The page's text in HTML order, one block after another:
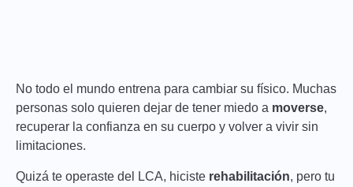
No todo el mundo entrena para cambiar su físico. Muchas
personas solo quieren dejar de tener miedo a moverse,
recuperar la confianza en su cuerpo y volver a vivir sin
limitaciones.
Quizá te operaste del LCA, hiciste rehabilitación, pero tu